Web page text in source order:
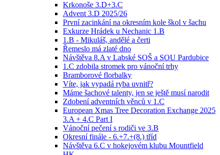
Krkonoše 3.D+3.C
Advent 3.D 2025/26
První zacinkání na okresním kole škol v šachu
Exkurze Hrádek u Nechanic 1.B
1.B - Mikuláš, andělé a čerti
Řemeslo má zlaté dno
Návštěva 8.A v Labské SOŠ a SOU Pardubice
1.C zdobila stromek pro vánoční trhy
Bramborové florbalky
Víte, jak vypadá ryba uvnitř?
Máme šachové talenty, jen se ještě musí narodit
Zdobení adventních věnců v 1.C
European Xmas Tree Decoration Exchange 2025
3.A + 4.C Part I
Vánoční pečení s rodiči ve 3.B
Okresní finále - 6.+7.+(8.) tříd
Návštěva 6.C v hokejovém klubu Mountfield